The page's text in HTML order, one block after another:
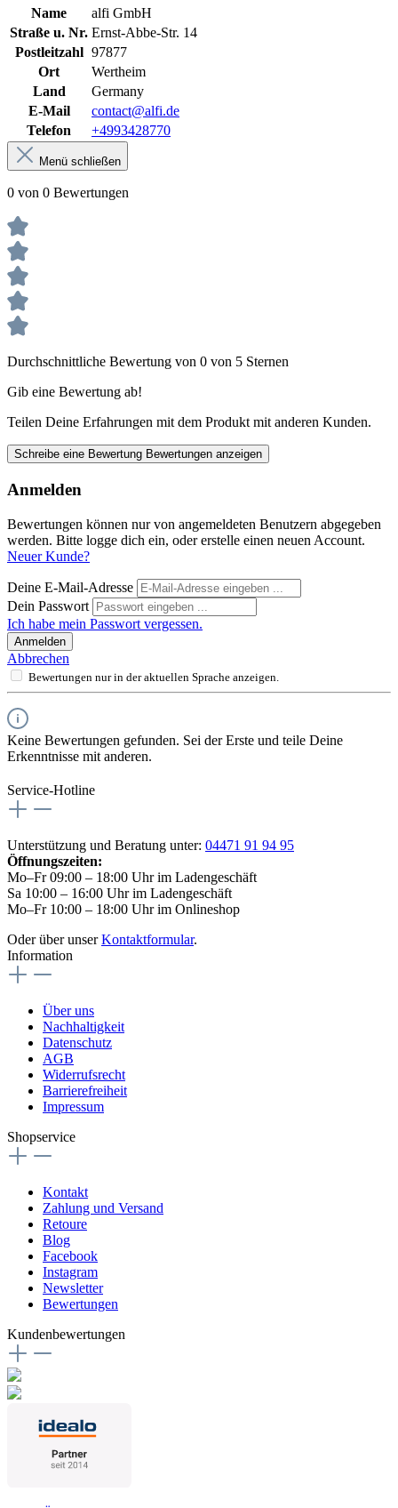
Name
alfi GmbH
Straße u. Nr. Ernst-Abbe-Str. 14
Postleitzahl 97877
Ort
Wertheim
Land
Germany
E-Mail
contact@alfi.de
Telefon
+4993428770
Menü schließen
0 von 0 Bewertungen
Durchschnittliche Bewertung von 0 von 5 Sternen
Gib eine Bewertung ab!
Teilen Deine Erfahrungen mit dem Produkt mit anderen Kunden.
Schreibe eine Bewertung Bewertungen anzeigen
Anmelden
Bewertungen können nur von angemeldeten Benutzern abgegeben
werden. Bitte logge dich ein, oder erstelle einen neuen Account.
Neuer Kunde?
Deine E-Mail-Adresse
Dein Passwort
Ich habe mein Passwort vergessen.
Anmelden
Abbrechen
Bewertungen nur in der aktuellen Sprache anzeigen.
Keine Bewertungen gefunden. Sei der Erste und teile Deine
Erkenntnisse mit anderen.
Service-Hotline
Unterstützung und Beratung unter: 04471 91 94 95
Öffnungszeiten:
Mo–Fr 09:00 – 18:00 Uhr im Ladengeschäft
Sa 10:00 – 16:00 Uhr im Ladengeschäft
Mo–Fr 10:00 – 18:00 Uhr im Onlineshop
Oder über unserKontaktformular.
Information
Über uns
Nachhaltigkeit
Datenschutz
AGB
Widerrufsrecht
Barrierefreiheit
Impressum
Shopservice
Kontakt
Zahlung und Versand
Retoure
Blog
Facebook
Instagram
Newsletter
Bewertungen
Kundenbewertungen